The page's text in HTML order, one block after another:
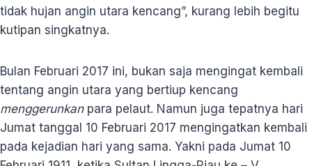
tidak hujan angin utara kencang”, kurang lebih begitu
kutipan singkatnya.
Bulan Februari 2017 ini, bukan saja mengingat kembali
tentang angin utara yang bertiup kencang
menggerunkanpara pelaut. Namun juga tepatnya hari
Jumat tanggal 10 Februari 2017 mengingatkan kembali
pada kejadian hari yang sama. Yakni pada Jumat 10